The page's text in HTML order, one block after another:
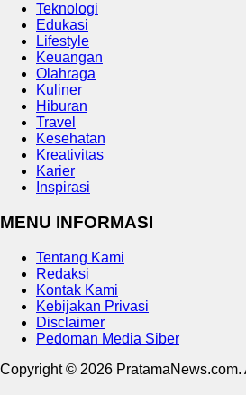
Teknologi
Edukasi
Lifestyle
Keuangan
Olahraga
Kuliner
Hiburan
Travel
Kesehatan
Kreativitas
Karier
Inspirasi
MENU INFORMASI
Tentang Kami
Redaksi
Kontak Kami
Kebijakan Privasi
Disclaimer
Pedoman Media Siber
Copyright © 2026 PratamaNews.com.